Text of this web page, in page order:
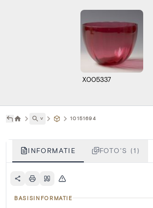
X005337
˅ 10151694
INFORMATIE FOTO'S (1)
BASISINFORMATIE